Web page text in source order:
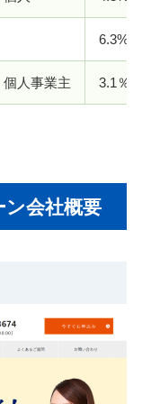
6.3%～
個人事業主 3.1％～
会社概要